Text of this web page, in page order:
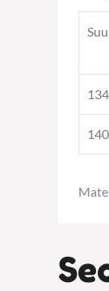
134
140